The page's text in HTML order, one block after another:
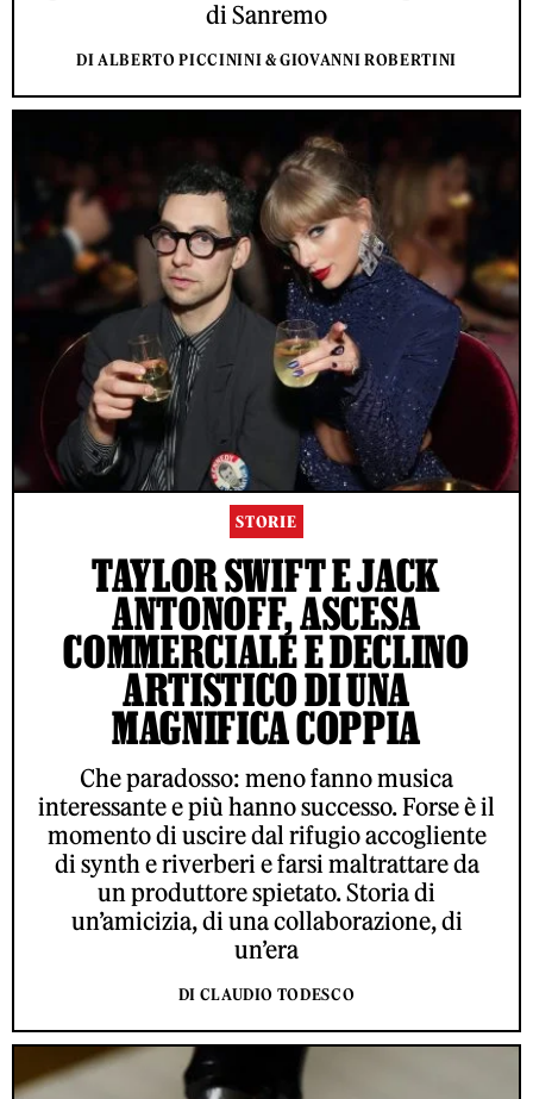
di Sanremo
DI ALBERTO PICCININI & GIOVANNI ROBERTINI
STORIE
TAYLOR SWIFT E JACK
ANTONOFF, ASCESA
COMMERCIALE E DECLINO
ARTISTICO DI UNA
MAGNIFICA COPPIA
Che paradosso: meno fanno musica
interessante e più hanno successo. Forse è il
momento di uscire dal rifugio accogliente
di synth e riverberi e farsi maltrattare da
un produttore spietato. Storia di
un’amicizia, di una collaborazione, di
un’era
DI CLAUDIO TODESCO